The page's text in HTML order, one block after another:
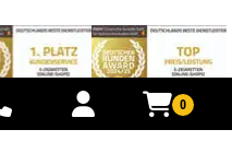
0
GmbH